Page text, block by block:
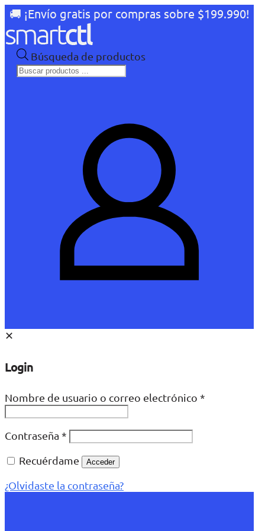
🚚 ¡Envío gratis por compras sobre $199.990!
Búsqueda de productos
✕
Login
Nombre de usuario o correo electrónico *
Contraseña *
Recuérdame
Acceder
¿Olvidaste la contraseña?